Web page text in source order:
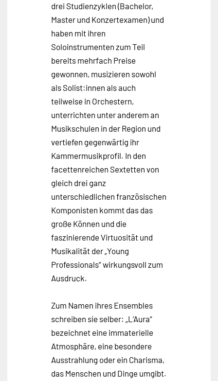
drei Studienzyklen (Bachelor,
Master und Konzertexamen) und
haben mit ihren
Soloinstrumenten zum Teil
bereits mehrfach Preise
gewonnen, musizieren sowohl
als Solist:innen als auch
teilweise in Orchestern,
unterrichten unter anderem an
Musikschulen in der Region und
vertiefen gegenwärtig ihr
Kammermusikprofil. In den
facettenreichen Sextetten von
gleich drei ganz
unterschiedlichen französischen
Komponisten kommt das das
große Können und die
faszinierende Virtuosität und
Musikalität der „Young
Professionals“ wirkungsvoll zum
Ausdruck.
Zum Namen ihres Ensembles
schreiben sie selber: „L’Aura“
bezeichnet eine immaterielle
Atmosphäre, eine besondere
Ausstrahlung oder ein Charisma,
das Menschen und Dinge umgibt.